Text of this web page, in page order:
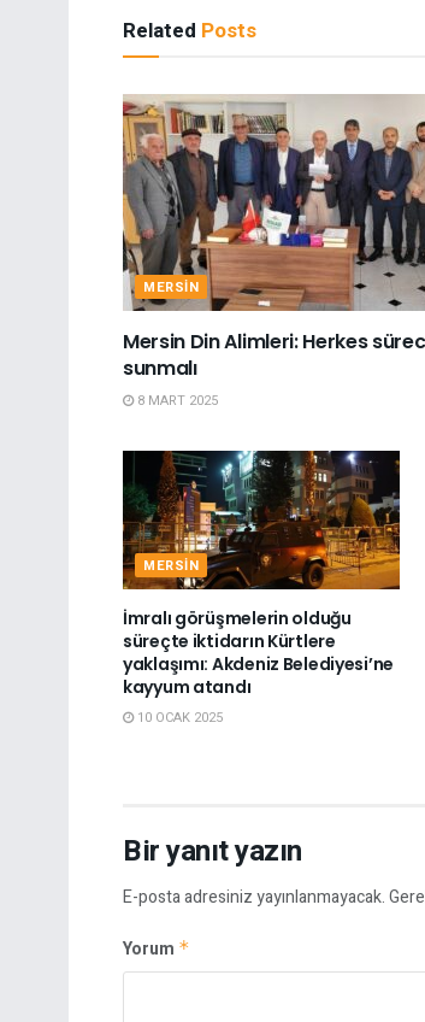
Related Posts
MERSIN
Mersin Din Alimleri: Herkes
sunmalı
8 MART 2025
MERSIN
İmralı görüşmelerin olduğu
süreçte iktidarın Kürtlere
yaklaşımı: Akdeniz Belediyesi’ne
kayyum atandı
10 OCAK 2025
Bir yanıt yazın
E-posta adresiniz yayınlanmayacak.
Yorum *